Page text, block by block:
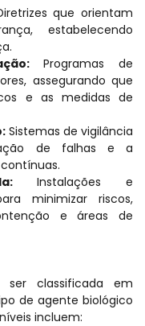
que orientam
estabelecendo
Programas de
assegurando que
e as medidas de
Sistemas de vigilância
de falhas e a
Instalações e
minimizar riscos,
e áreas de
ser classificada em
de agente biológico
incluem: